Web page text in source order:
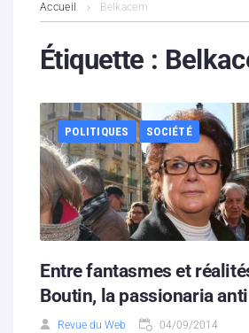
Contenus litigieux
Boutique
Partenaires
Contacts
Hébergement solidaire
Accueil Belkacem
Étiquette :
POLITIQUES SOCIÉTÉ
Entre fantasmes et
Boutin, la passionaria
Revue du Web 04/09/2014